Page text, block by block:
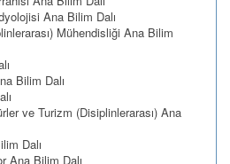
Ana Bilim Dalı
Mühendisliği Ana Bilim
Bilim Dalı
ve Turizm (Disiplinlerarası) Ana
Dalı
Ana Bilim Dalı